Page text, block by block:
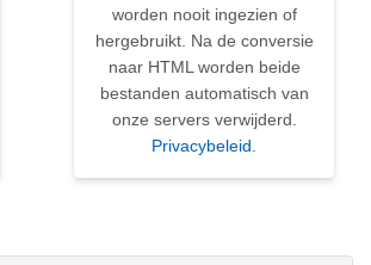
worden nooit ingezien of
hergebruikt. Na de conversie
naar HTML worden beide
bestanden automatisch van
onze servers verwijderd.
Privacybeleid